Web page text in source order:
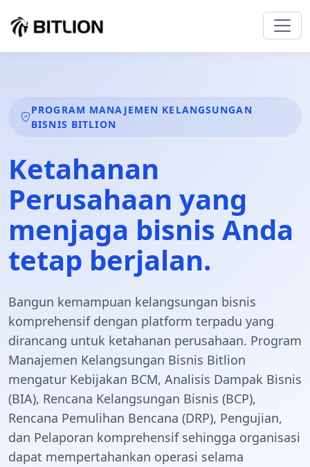
PROGRAM MANAJEMEN KELANGSUNGAN
BISNIS BITLION
Ketahanan
Perusahaan yang
menjaga bisnis Anda
tetap berjalan.
Bangun kemampuan kelangsungan bisnis
komprehensif dengan platform terpadu yang
dirancang untuk ketahanan perusahaan. Program
Manajemen Kelangsungan Bisnis Bitlion
mengatur Kebijakan BCM, Analisis Dampak Bisnis
(BIA), Rencana Kelangsungan Bisnis (BCP),
Rencana Pemulihan Bencana (DRP), Pengujian,
dan Pelaporan komprehensif sehingga organisasi
dapat mempertahankan operasi selama